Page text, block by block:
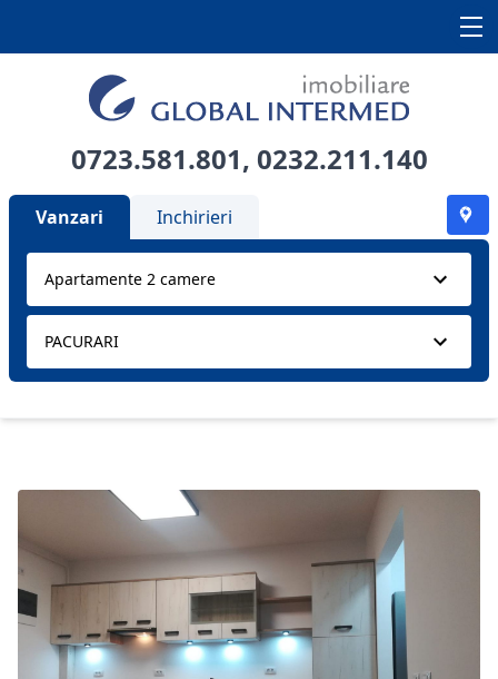
0723.581.801, 0232.211.140
Vanzari Inchirieri
Apartamente 2 camere
PACURARI